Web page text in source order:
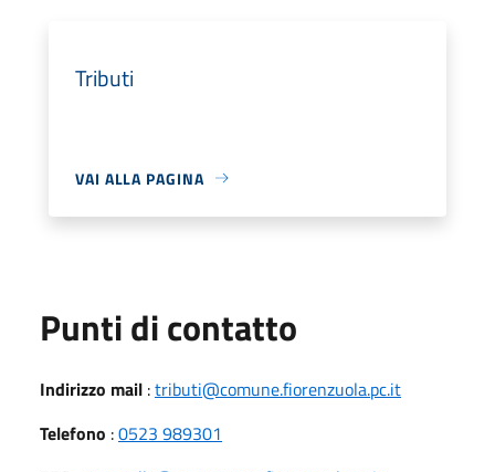
Tributi
VAI ALLA PAGINA
Punti di contatto
Indirizzo mail :tributi@comune.fiorenzuola.pc.it
Telefono :0523 989301